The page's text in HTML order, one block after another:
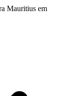
Mauritius em